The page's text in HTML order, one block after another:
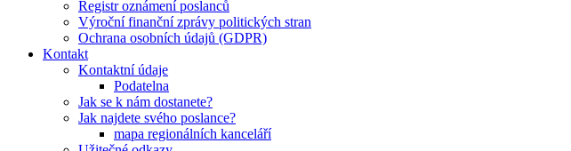
Registr oznámení poslanců
Výroční finanční zprávy politických stran
Ochrana osobních údajů (GDPR)
Kontakt
Kontaktní údaje
Podatelna
Jak se k nám dostanete?
Jak najdete svého poslance?
mapa regionálních kanceláří